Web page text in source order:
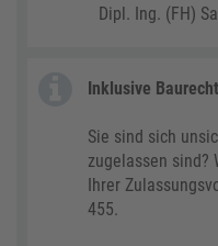
Dipl. Ing. (FH)
Inklusive
Sie sind sich
zugelassen sind?
Ihrer
455.